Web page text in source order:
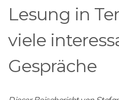
Lesung in
viele
Gespräche